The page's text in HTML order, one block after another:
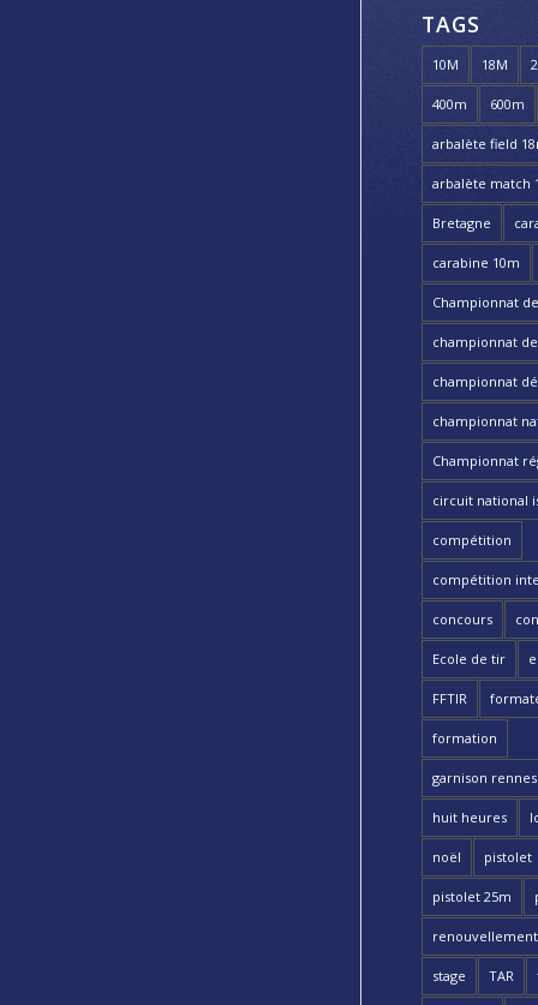
TAGS
10M 18M
400m 600m
arbalète field
arbalète match
Bretagne
carabine 10m
Championnat
championnat
championnat
championnat
Championnat
circuit national
compétition
compétition
concours
Ecole de tir
FFTIR
formation
garnison
huit heures
noël pistolet
pistolet 25m
renouvellement
stage TAR